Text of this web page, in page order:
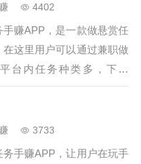
分身自动切换做任务脚
配机型安卓7.0以上，雷
可。鸿蒙系统自测兼容
个二维码注册点点和美
通过扫描下面二维码注
4402
赚APP，是一款做悬赏任
这里用户可以通过兼职做
台内任务种类多，下载
册、求赞、搜索、加群都可
打造全网最靠谱的悬赏任
1元即可申请提现，秒到
3733
务手赚APP，让用户在玩手